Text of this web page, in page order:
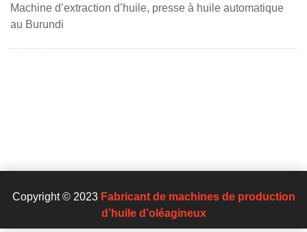
Machine d’extraction d’huile, presse à huile automatique
au Burundi
Copyright © 2023 Fabricant de machines de production
d’huile d’oléagineux